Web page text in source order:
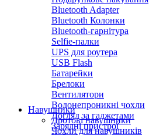
Bluetooth Adapter
Bluetooth Колонки
Bluetooth-гарнітура
Selfie-палки
UPS для роутера
USB Flash
Батарейки
Брелоки
Вентилятори
Водонепроникні чохли
Догляд за гаджетами
Зарядні пристрої
Навушники
Дротові навушники
Чохли для навушників